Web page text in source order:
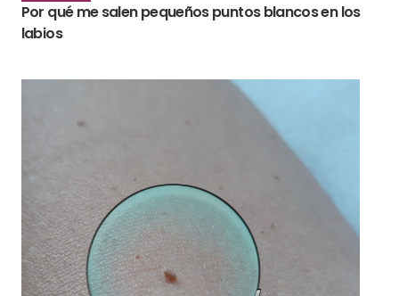
Por qué me salen pequeños puntos blancos en los
labios